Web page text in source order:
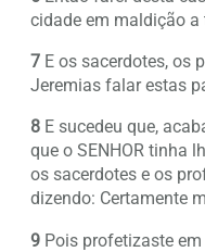
cidade em maldição a
7 E os sacerdotes, os
Jeremias falar estas
8 E sucedeu que,
que o SENHOR tinha
os sacerdotes e os
dizendo: Certamente
9 Pois profetizaste em